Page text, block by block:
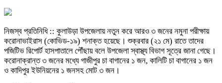
নিজস্ব প্রতিনিধি :: কুলাউড়া উপজেলায় নতুন করে আরও ৩ জনের নমুনা পরীক্ষায়
করোনাভাইরাস (কোভিড-১৯) শনাক্ত হয়েছে। শুক্রবার (২১ মে) রাতে তাদের
পজিটিভ রিপোর্ট হাসপাতালে পৌঁছায় বলে উপজেলা স্বাস্থ্য বিভাগ সূত্রে জানা গেছে।
করোনাক্রান্ত ৩ জনের মধ্যে গাজীপুর চা বাগানের ১ জন, কালিটি চা বাগানের ১ জন
ও কাদিপুর ইউনিয়নের ১ জনসহ মোট ৩ জন।